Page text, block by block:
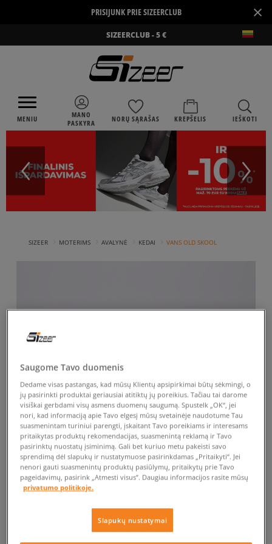
PRISIJUNK PRIE SIZEERCLUB ×
SIZEERCLUB - 5 €
MENIU
MANO
PASKYRA
NORŲ SĄRAŠAS KREPŠELIS IEŠKOTI
SIZEER MOTERIMS AVALYNĖ KEDAI VANS OLD SKOOL
Saugome Tavo duomenis
Dedame visas pastangas, kad mūsų Klientų apsipirkimai būtų sėkmingi, o
jų pasirinkti produktai geriausiai atitiktų jų poreikius. Tačiau tai darome
visiškai gerbdami visų asmens duomenų saugumą. Spustelk „OK“, jei
nori, kad informaciją apie Tavo elgesį mūsų svetainėje naudotume Tau
suasmenintam turiniui parengti, įskaitant Tavo poreikiams ir interesams
pritaikytas produktų rekomendacijas, suasmenintą reklamą ir Tavo
pasirinktų nuostatų įsiminimą. Gali bet kuriuo metu pakeisti savo
sprendimą dėl slapukų ir nustatymuose pasirinkdamas „Pritaikyti“. Jei
nenori gauti suasmenintų produktų pasiūlymų, pritaikytų prie Tavo
pageidavimų, pasirink „Atmesti visus”. Daugiau informacijos rasite mūsų
privatumo politikoje.
Slapukų nustatymai